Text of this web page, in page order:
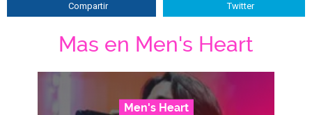
Compartir Twitter
Mas en Men's Heart
Men's Heart